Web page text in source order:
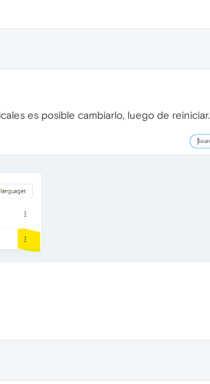
es posible cambiarlo, luego de reiniciar.